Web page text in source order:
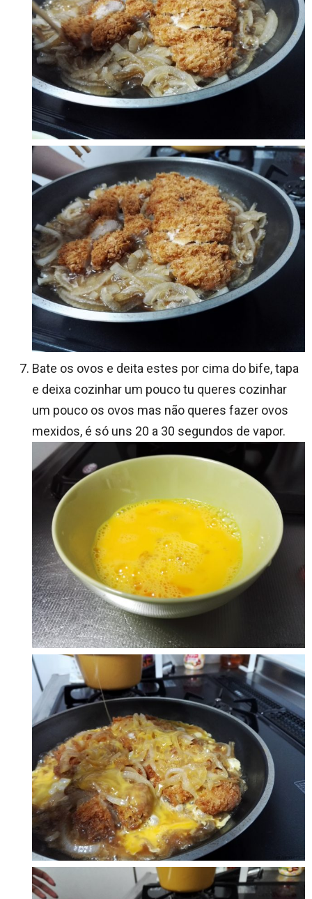
Bate os ovos e deita estes por cima do bife, tapa
e deixa cozinhar um pouco tu queres cozinhar
um pouco os ovos mas não queres fazer ovos
mexidos, é só uns 20 a 30 segundos de vapor.